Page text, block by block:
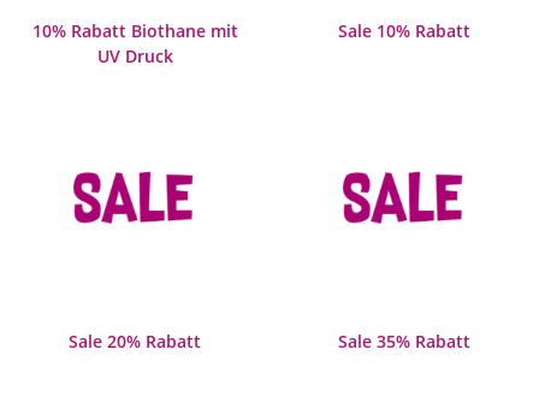
10% Rabatt Biothane mit
UV Druck
Sale 10% Rabatt
Sale 20% Rabatt Sale 35% Rabatt